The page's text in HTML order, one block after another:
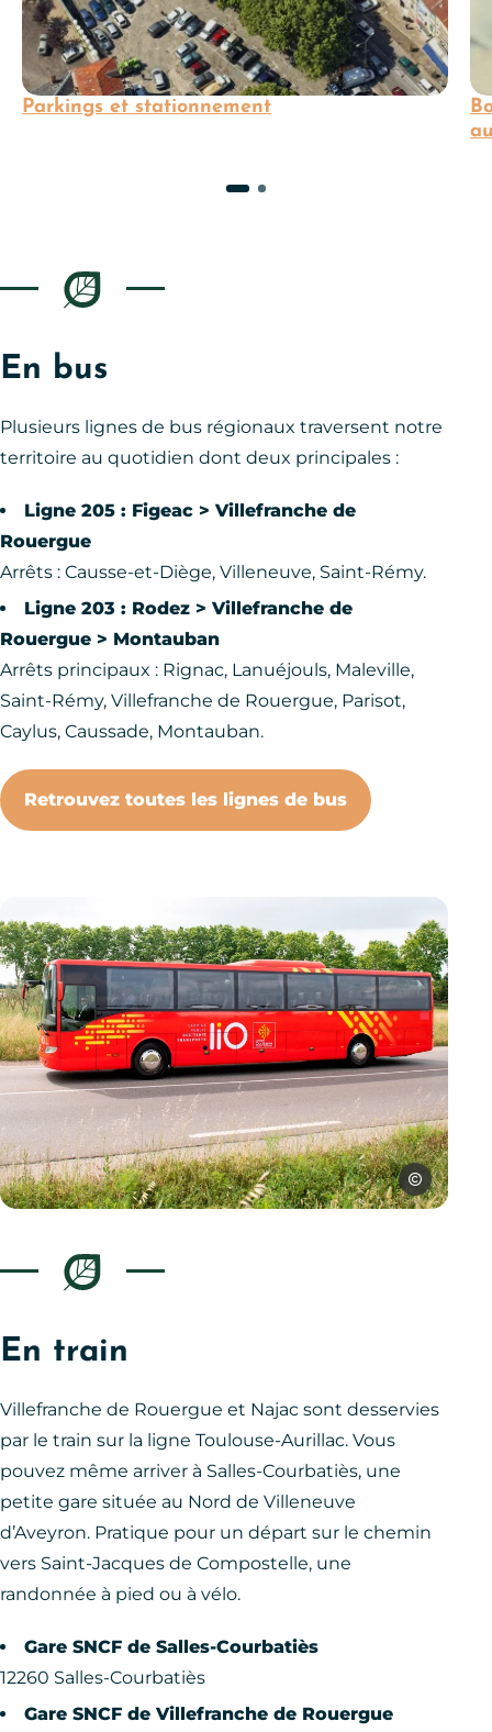
Parkings et stationnement
En bus
Plusieurs lignes de bus régionaux traversent notre
territoire au quotidien dont deux principales :
Ligne 205 : Figeac > Villefranche de
Rouergue
Arrêts : Causse-et-Diège, Villeneuve, Saint-Rémy.
Ligne 203 : Rodez > Villefranche de
Rouergue > Montauban
Arrêts principaux : Rignac, Lanuéjouls, Maleville,
Saint-Rémy, Villefranche de Rouergue, Parisot,
Caylus, Caussade, Montauban.
Retrouvez toutes les lignes de bus
Venir en bus liO, © Laurent Boutonnet – Region Occitanie
Laurent
En train
Villefranche de Rouergue et Najac sont desservies
par le train sur la ligne Toulouse-Aurillac. Vous
pouvez même arriver à Salles-Courbatiès, une
petite gare située au Nord de Villeneuve
d’Aveyron. Pratique pour un départ sur le chemin
vers Saint-Jacques de Compostelle, une
randonnée à pied ou à vélo.
Gare SNCF de Salles-Courbatiès
12260 Salles-Courbatiès
Gare SNCF de Villefranche de Rouergue